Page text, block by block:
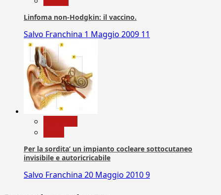
Linfoma non-Hodgkin: il vaccino.
Salvo Franchina 1 Maggio 2009 11
Per la sordita’ un impianto cocleare sottocutaneo
invisibile e autoricricabile
Salvo Franchina 20 Maggio 20109